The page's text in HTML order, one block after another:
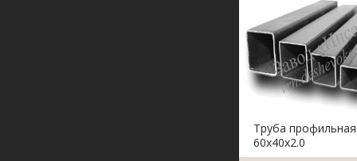
Труба профильная
60х40х2.0